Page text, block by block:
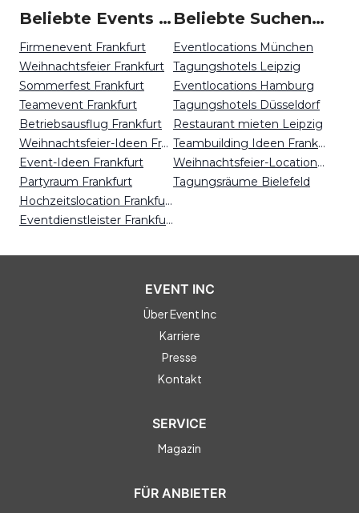
Beliebte Events in Frankfurt
Firmenevent Frankfurt
Weihnachtsfeier Frankfurt
Sommerfest Frankfurt
Teamevent Frankfurt
Betriebsausflug Frankfurt
Weihnachtsfeier-Ideen Frankfurt
Event-Ideen Frankfurt
Partyraum Frankfurt
Hochzeitslocation Frankfurt
Eventdienstleister Frankfurt
Beliebte Suchen auf Event Inc
Eventlocations München
Tagungshotels Leipzig
Eventlocations Hamburg
Tagungshotels Düsseldorf
Restaurant mieten Leipzig
Teambuilding Ideen Frankfurt
Weihnachtsfeier-Locations Mainz
Tagungsräume Bielefeld
EVENT INC
Über Event Inc
Karriere
Presse
Kontakt
SERVICE
Magazin
FÜR ANBIETER